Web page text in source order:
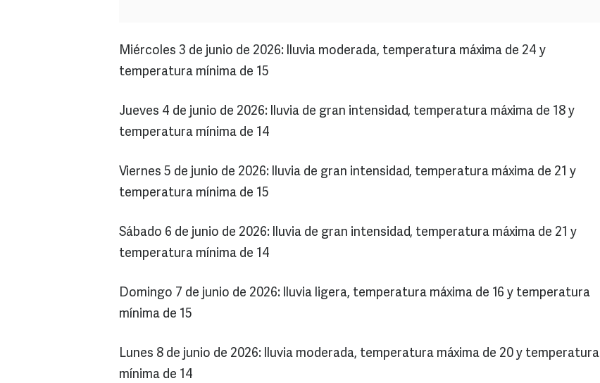
Miércoles 3 de junio de 2026: lluvia moderada, temperatura máxima de 24 y
temperatura mínima de 15
Jueves 4 de junio de 2026: lluvia de gran intensidad, temperatura máxima de 18 y
temperatura mínima de 14
Viernes 5 de junio de 2026: lluvia de gran intensidad, temperatura máxima de 21 y
temperatura mínima de 15
Sábado 6 de junio de 2026: lluvia de gran intensidad, temperatura máxima de 21 y
temperatura mínima de 14
Domingo 7 de junio de 2026: lluvia ligera, temperatura máxima de 16 y temperatura
mínima de 15
Lunes 8 de junio de 2026: lluvia moderada, temperatura máxima de 20 y temperatura
mínima de 14